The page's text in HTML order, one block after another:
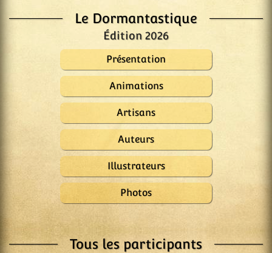
Le Dormantastique
Édition 2026
Présentation
Animations
Artisans
Auteurs
Illustrateurs
Photos
Tous les participants